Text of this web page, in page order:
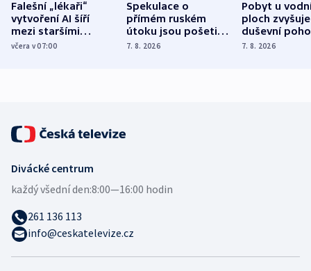
Falešní „lékaři“
vytvoření AI šíří
mezi staršími
Poláky nebezpečné
včera v 07:00
Spekulace o
přímém ruském
útoku jsou pošetilé,
míní estonský
7. 8. 2026
Pobyt u
ploch zvyšuje
duševní
ukázala
7. 8. 2026
Divácké centrum
každý všední den:8:00—16:00 hodin
261 136 113
info@ceskatelevize.cz